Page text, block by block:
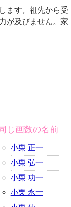
ます。祖先から受
が及びません。家
同じ画数の名前
小栗 正一
小栗 弘一
小栗 功一
小栗 永一